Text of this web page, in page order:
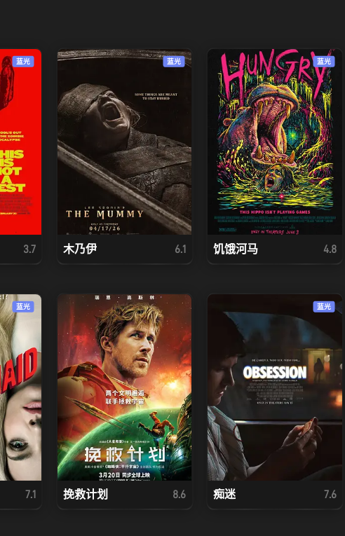
蓝光
3.7
蓝光
木乃伊 6.1
蓝光
饥饿河马 4.8
蓝光
7.1 挽救计划 8.6
蓝光
痴迷 7.6